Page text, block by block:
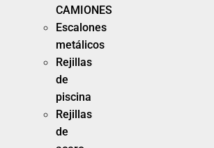
CAMIONES
Escalones
metálicos
Rejillas
de
piscina
Rejillas
de